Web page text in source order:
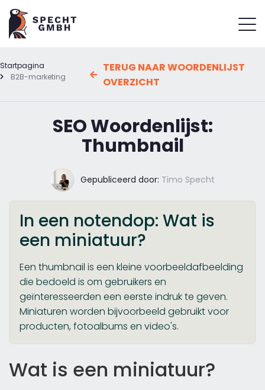
Startpagina
B2B-marketing
TERUG NAAR WOORDENLIJST
OVERZICHT
SEO Woordenlijst:
Thumbnail
Gepubliceerd door: Timo Specht
In een notendop: Wat is
een miniatuur?
Een thumbnail is een kleine voorbeeldafbeelding
die bedoeld is om gebruikers en
geïnteresseerden een eerste indruk te geven.
Miniaturen worden bijvoorbeeld gebruikt voor
producten, fotoalbums en video's.
Wat is een miniatuur?